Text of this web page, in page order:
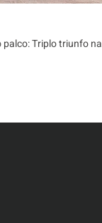
Triplo triunfo na